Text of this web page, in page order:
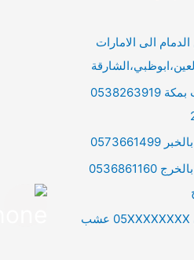
الى الامارات
شركة تصميم شلالات بمكة 0538263919
شركة تنسيق حدائق بالخرج 0536861160
نجيلة صناعية بجازان 05XXXXXXXX عشب